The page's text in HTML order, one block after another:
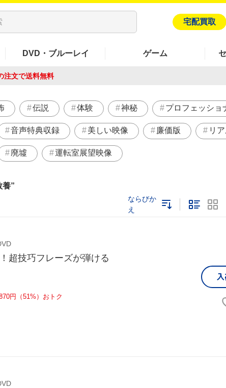
宅配買取
DVD・ブルーレイ ゲーム
注文で送料無料
伝説 体験 神秘 プロフェッショ
音声特典収録 美しい映像 廉価版 リ
廃墟 運転室展望映像
養
ならびか
え
超技巧フレーズが弾ける
円（51%）おトク